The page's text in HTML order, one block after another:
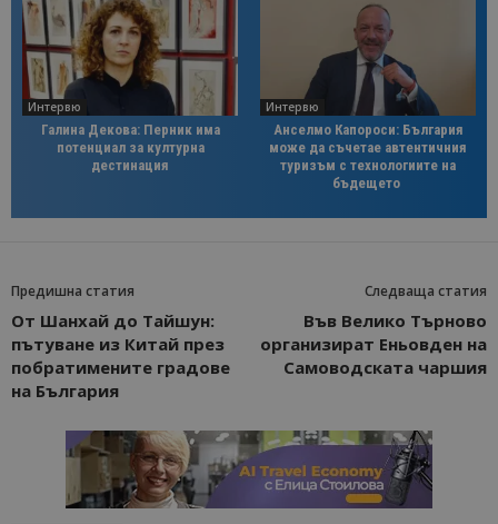
Интервю
Галина Декова: Перник има
потенциал за културна
дестинация
Интервю
Анселмо Капороси: България
може да съчетае автентичния
туризъм с технологиите на
бъдещето
Предишна статия
От Шанхай до Тайшун:
пътуване из Китай през
побратимените градове
на България
Следваща статия
Във Велико Търново
организират Еньовден на
Самоводската чаршия